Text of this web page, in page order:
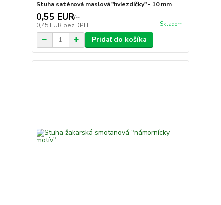
Stuha saténová maslová "hviezdičky" - 10 mm
0,55 EUR/m
0,45 EUR bez DPH Skladom
Pridať do košíka